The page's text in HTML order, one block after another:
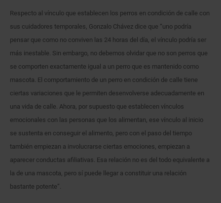
Respecto al vínculo que establecen los perros en condición de calle con
sus cuidadores temporales, Gonzalo Chávez dice que “uno podría
pensar que como no conviven las 24 horas del día, el vínculo podría ser
más inestable. Sin embargo, no debemos olvidar que no son perros que
se comporten exactamente igual a un perro que es mantenido como
mascota. El comportamiento de un perro en condición de calle tiene
ciertas variaciones que le permiten desenvolverse adecuadamente en
una vida de calle. Ahora, por supuesto que establecen vínculos
emocionales con las personas que los alimentan, ese vínculo al inicio
se sustenta en conseguir el alimento, pero con el paso del tiempo
también empiezan a involucrarse ciertas emociones, empiezan a
aparecer conductas afiliativas. Esa relación no es del todo equivalente a
la de una mascota, pero sí puede llegar a constituir una relación
bastante potente”.